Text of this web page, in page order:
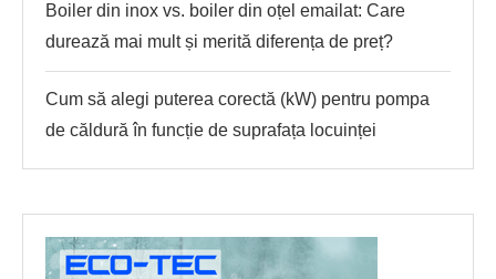
Boiler din inox vs. boiler din oțel emailat: Care
durează mai mult și merită diferența de preț?
Cum să alegi puterea corectă (kW) pentru pompa
de căldură în funcție de suprafața locuinței